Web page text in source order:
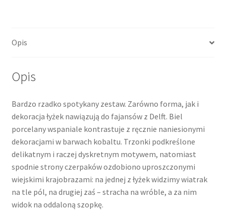
Opis
Opis
Bardzo rzadko spotykany zestaw. Zarówno forma, jak i
dekoracja łyżek nawiązują do fajansów z Delft. Biel
porcelany wspaniale kontrastuje z ręcznie naniesionymi
dekoracjami w barwach kobaltu. Trzonki podkreślone
delikatnym i raczej dyskretnym motywem, natomiast
spodnie strony czerpaków ozdobiono uproszczonymi
wiejskimi krajobrazami: na jednej z łyżek widzimy wiatrak
na tle pól, na drugiej zaś – stracha na wróble, a za nim
widok na oddaloną szopkę.